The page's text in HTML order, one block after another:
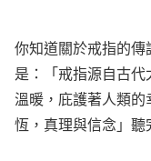
你知道關於戒指的
是：「戒指源自古
溫暖，庇護著人類
恆，真理與信念」聽